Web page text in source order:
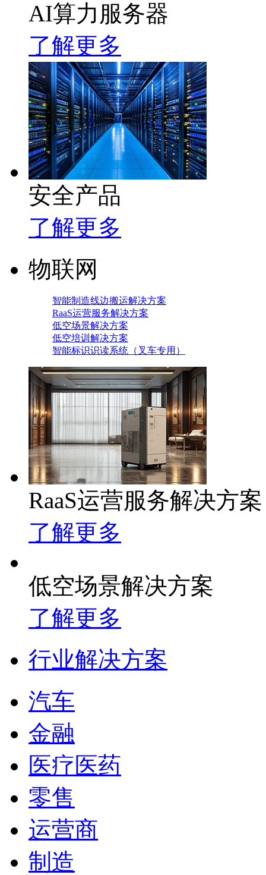
AI算力服务器
了解更多
安全产品
了解更多
物联网
智能制造线边搬运解决方案
RaaS运营服务解决方案
低空场景解决方案
低空培训解决方案
智能标识识读系统（叉车专用）
RaaS运营服务解决方案
了解更多
低空场景解决方案
了解更多
行业解决方案
汽车
金融
医疗医药
零售
运营商
制造